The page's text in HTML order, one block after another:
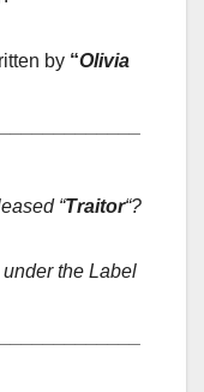
by “Olivia
“Traitor“?
the Label